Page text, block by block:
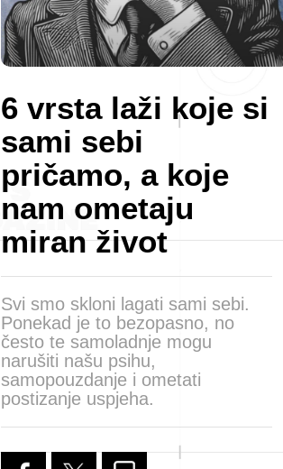
6 vrsta laži koje si
sami sebi
pričamo, a koje
nam ometaju
miran život
Svi smo skloni lagati sami sebi.
Ponekad je to bezopasno, no
često te samoladnje mogu
narušiti našu psihu,
samopouzdanje i ometati
postizanje uspjeha.